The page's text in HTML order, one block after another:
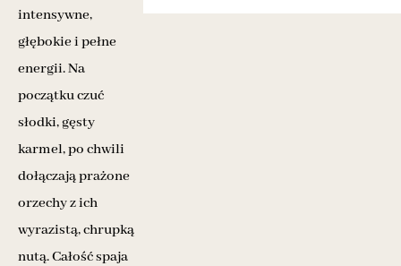
intensywne,
głębokie i pełne
energii. Na
początku czuć
słodki, gęsty
karmel, po chwili
dołączają prażone
orzechy z ich
wyrazistą, chrupką
nutą. Całość spaja